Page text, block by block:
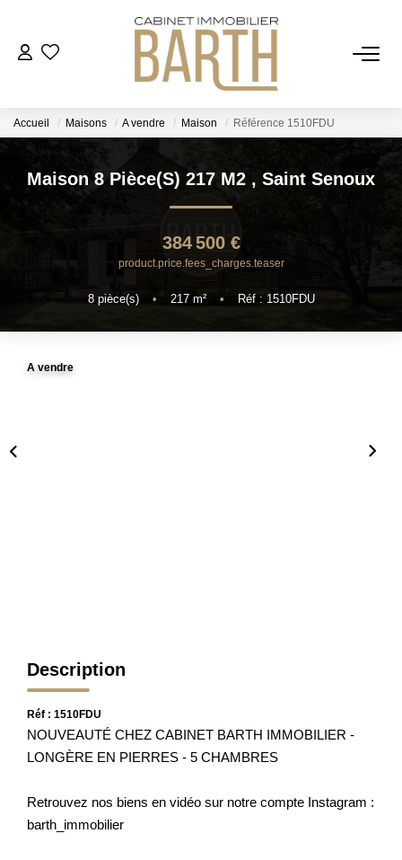
ESTIMER
RECRUTEMENT
AGENCE
Accueil Maisons A vendre Maison Référence 1510FDU
Maison 8 Pièce(s) 217 M2 , Saint Senoux
384 500 €
product.price.fees_charges.teaser
8pièce(s) • 217m² • Réf : 1510FDU
A vendre
Description
Réf : 1510FDU
NOUVEAUTÉ CHEZ CABINET BARTH IMMOBILIER -
LONGÈRE EN PIERRES - 5 CHAMBRES
Retrouvez nos biens en vidéo sur notre compte Instagram :
barth_immobilier